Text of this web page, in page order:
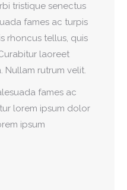
tristique senectus
fames ac turpis
rhoncus tellus, quis
laoreet
Nullam rutrum velit.
fames ac
lorem ipsum dolor
ipsum